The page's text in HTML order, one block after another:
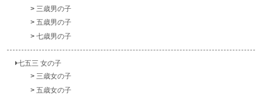
三歳男の子
五歳男の子
七歳男の子
七五三 女の子
三歳女の子
五歳女の子